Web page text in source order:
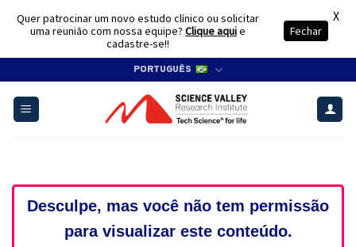
content
PORTUGUÊS
Desculpe, mas você não tem permissão
para visualizar este conteúdo.
Quer patrocinar um novo estudo clínico ou solicitar
uma reunião com nossa equipe? Clique aquie
cadastre-se!!
Fechar
X